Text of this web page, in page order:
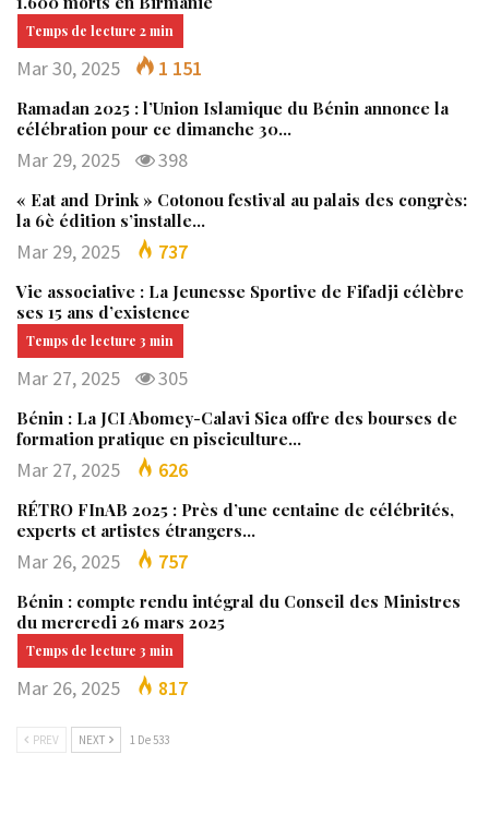
Mar 30, 2025 1 151
Ramadan 2025 : l’Union Islamique du Bénin annonce la
célébration pour ce dimanche 30…
Mar 29, 2025 398
« Eat and Drink » Cotonou festival au palais des congrès:
la 6è édition s’installe…
Mar 29, 2025 737
Vie associative : La Jeunesse Sportive de Fifadji célèbre
ses 15 ans d’existence
Mar 27, 2025 305
Bénin : La JCI Abomey-Calavi Sica offre des bourses de
formation pratique en pisciculture…
Mar 27, 2025 626
RÉTRO FInAB 2025 : Près d’une centaine de célébrités,
experts et artistes étrangers…
Mar 26, 2025 757
Bénin : compte rendu intégral du Conseil des Ministres
du mercredi 26 mars 2025
Mar 26, 2025 817
PREV NEXT 1 De 533